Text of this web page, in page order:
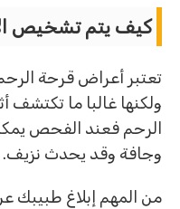
كيف يتم تشخيص
تعتبر أعراض قرحة
ولكنها غالبا ما تكتشف
الرحم فعند الفحص
وجافة وقد يحدث نزيف.
من المهم إبلاغ طبيبك